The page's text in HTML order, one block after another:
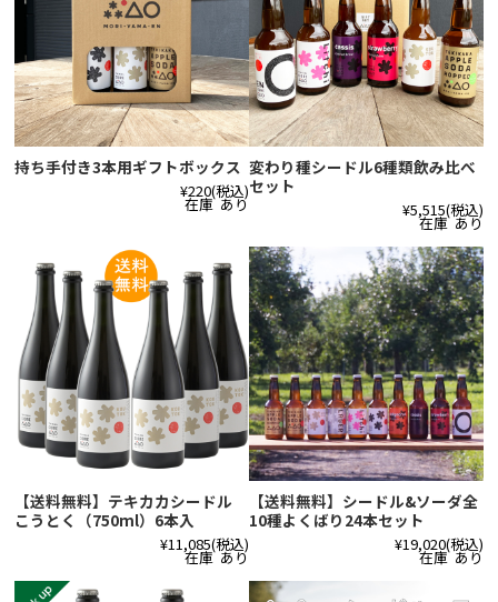
持ち手付き3本用ギフトボックス
¥220(税込)
在庫 あり
変わり種シードル6種類飲み比べ
セット
¥5,515(税込)
在庫 あり
【送料無料】テキカカシードル
こうとく（750ml）6本入
¥11,085(税込)
在庫 あり
【送料無料】シードル&ソーダ全
10種よくばり24本セット
¥19,020(税込)
在庫 あり